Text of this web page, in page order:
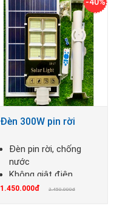
Đèn 300W pin rời
Đèn pin rời, chống
nước
Không giật điện,
không cháy nổ
1.450.000đ 2.450.000đ